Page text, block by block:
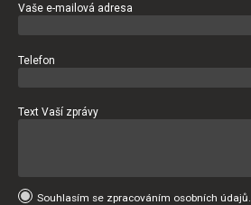
Vaše e-mailová adresa
Telefon
Text Vaší zprávy
Souhlasím se zpracováním osobních údajů.